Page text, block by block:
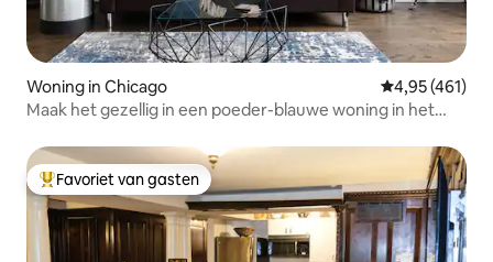
Woning in Chicago Gemiddelde
4,95 (461)
Maak het gezellig in een poeder-blauwe woning in het
Topfavoriet van gasten
Favoriet van gasten